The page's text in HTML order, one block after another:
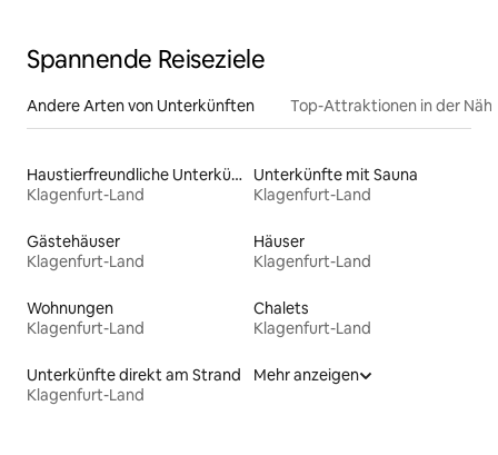
Spannende Reiseziele
Andere Arten von Unterkünften Top-Attraktionen in der
Haustierfreundliche Unterkünfte
Klagenfurt-Land
Unterkünfte mit Sauna
Klagenfurt-Land
Gästehäuser
Klagenfurt-Land
Häuser
Klagenfurt-Land
Wohnungen
Klagenfurt-Land
Chalets
Klagenfurt-Land
Unterkünfte direkt am Strand
Klagenfurt-Land
Mehr anzeigen